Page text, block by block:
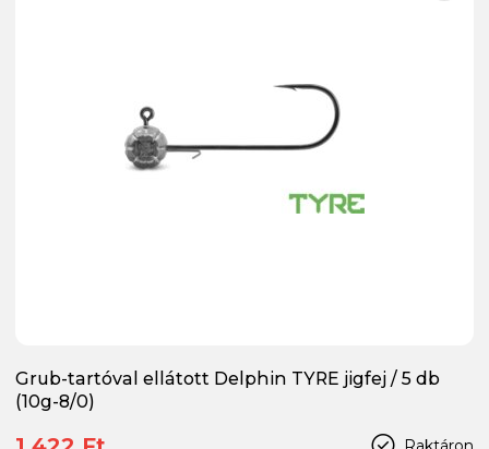
Grub-tartóval ellátott Delphin TYRE jigfej / 5 db
(10g-8/0)
Raktáron